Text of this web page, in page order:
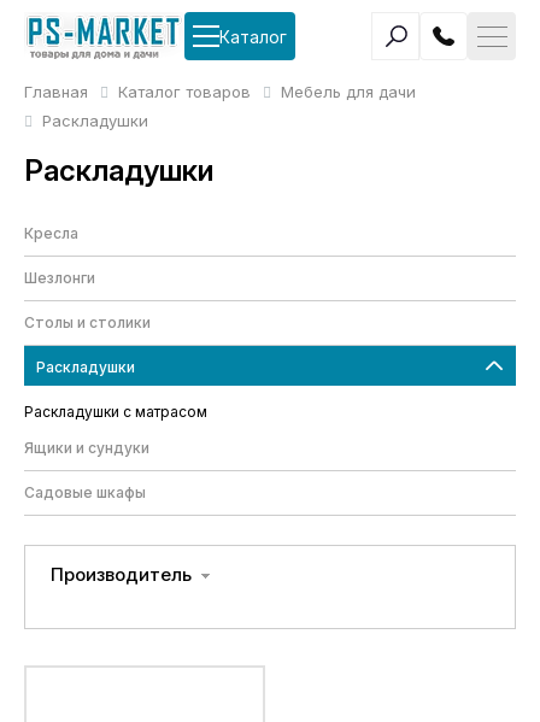
Каталог
Главная Каталог товаров
Мебель для дачи
Раскладушки
Раскладушки
Кресла
Шезлонги
Столы и столики
Раскладушки с матрасом
Раскладушки
Ящики и сундуки
Садовые шкафы
Производитель